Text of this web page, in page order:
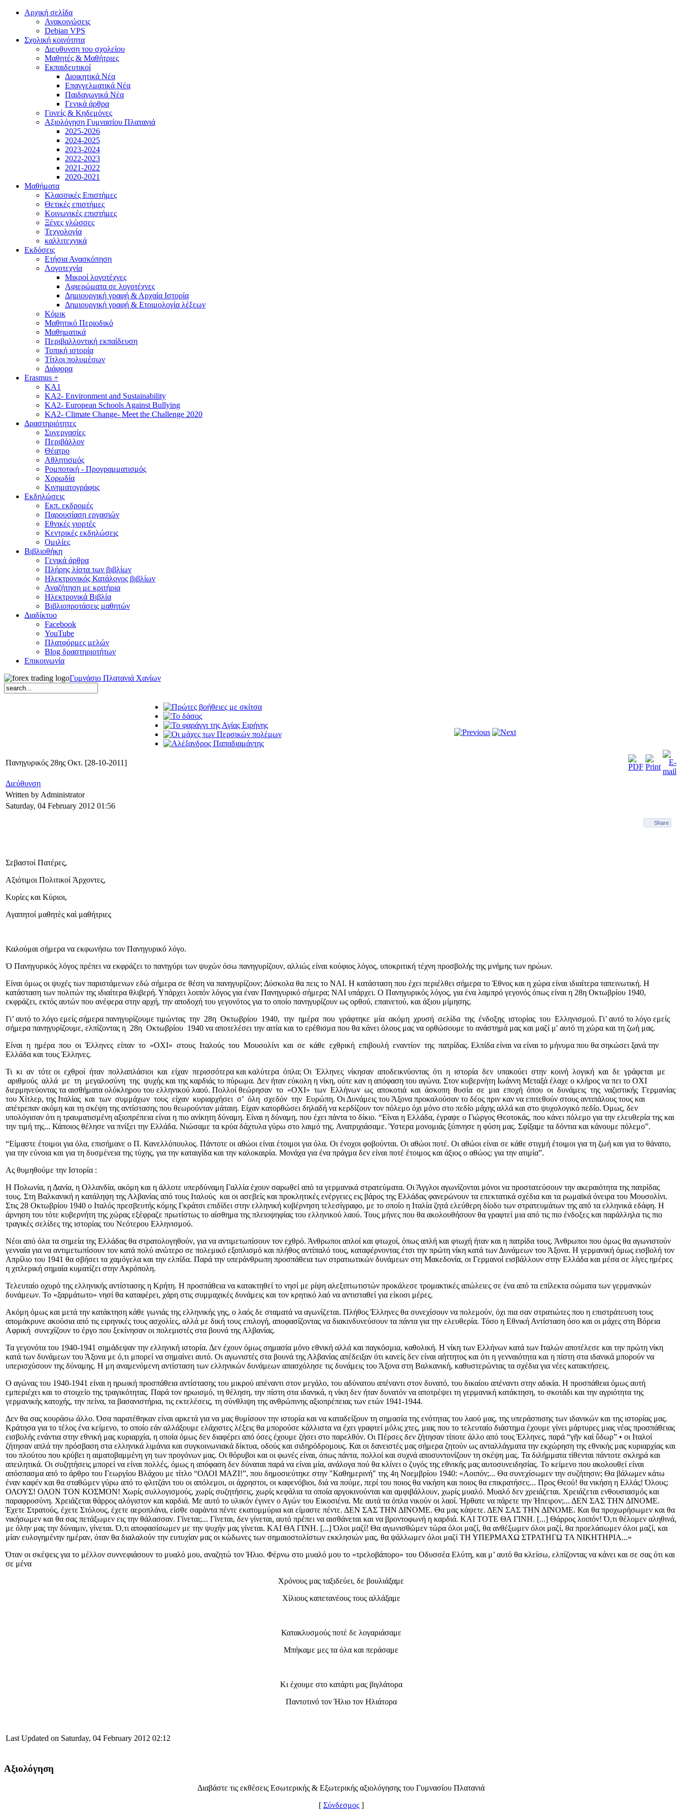
Αρχική σελίδα
Ανακοινώσεις
Debian VPS
Σχολική κοινότητα
Διευθυνση του σχολείου
Μαθητές & Μαθήτριες
Εκπαιδευτικοί
Διοικητικά Νέα
Επαγγελματικά Νέα
Παιδαγωγικά Νέα
Γενικά άρθρα
Γονείς & Κηδεμόνες
Αξιολόγηση Γυμνασίου Πλατανιά
2025-2026
2024-2025
2023-2024
2022-2023
2021-2022
2020-2021
Μαθήματα
Κλασσικές Επιστήμες
Θετικές επιστήμες
Κοινωνικές επιστήμες
Ξένες γλώσσες
Τεχνολογία
καλλιτεχνικά
Εκδόσεις
Ετήσια Ανασκόπηση
Λογοτεχνία
Μικροί λογοτέχνες
Αφιερώματα σε λογοτέχνες
Δημιουργική γραφή & Αρχαία Ιστορία
Δημιουργική γραφή & Ετοιμολογία λέξεων
Κόμικ
Μαθητικό Περιοδικό
Μαθηματικά
Περιβαλλοντική εκπαίδευση
Τοπική ιστορία
Τίτλοι πολυμέσων
Διάφορα
Erasmus +
KA1
KA2- Environment and Sustainability
KA2- European Schools Against Bullying
KA2- Climate Change- Meet the Challenge 2020
Δραστηριότητες
Συνεργασίες
Περιβάλλον
Θέατρο
Αθλητισμός
Ρομποτική - Προγραμματισμός
Χορωδία
Κινηματογράφος
Εκδηλώσεις
Εκπ. εκδρομές
Παρουσίαση εργασιών
Εθνικές γιορτές
Κεντρικές εκδηλώσεις
Ομιλίες
Βιβλιοθήκη
Γενικά άρθρα
Πλήρης λίστα των βιβλίων
Ηλεκτρονικός Κατάλογος βιβλίων
Αναζήτηση με κριτήρια
Ηλεκτρονικά Βιβλία
Βιβλιοπροτάσεις μαθητών
Διαδίκτυο
Facebook
YouTube
Πλατφόρμες μελών
Blog δραστηριοτήτων
Επικοινωνία
Γυμνάσιο Πλατανιά Χανίων
Πανηγυρικός 28ης Οκτ. [28-10-2011]
Διεύθυνση
Written by Administrator
Saturday, 04 February 2012 01:56
Share
Σεβαστοί Πατέρες,
Αξιότιμοι Πολιτικοί Άρχοντες,
Κυρίες και Κύριοι,
Αγαπητοί μαθητὲς καὶ μαθήτριες
Καλούμαι σήμερα να εκφωνήσω τον Πανηγυρικό λόγο.
Ὁ Πανηγυρικός λόγος πρέπει να εκφράζει το πανηγύρι των ψυχών όσω πανηγυρίζουν, αλλιώς είναι κούφιος λόγος, υποκριτική τέχνη προσβολής της μνήμης των ηρώων.
Είναι όμως οι ψυχές των παριστάμενων εδώ σήμερα σε θέση να πανηγυρίζουν; Δύσκολα θα πεις το ΝΑΙ. Η κατάσταση που έχει περιέλθει σήμερα το Έθνος και η χώρα είναι ιδιαίτερα ταπεινωτική. Η
κατάσταση των πολιτών της ιδιαίτερα θλιβερή. Υπάρχει λοιπόν λόγος για έναν Πανηγυρικό σήμερα; ΝΑΙ υπάρχει. Ο Πανηγυρικός λόγος, για ένα λαμπρό γεγονός όπως είναι η 28η Οκτωβρίου 1940,
εκφράζει, εκτός αυτών που ανέφερα στην αρχή, την αποδοχή του γεγονότος για το οποίο πανηγυρίζουν ως ορθού, επαινετού, και άξιου μίμησης.
Γι’ αυτό το λόγο εμείς σήμερα πανηγυρίζουμε τιμώντας την 28η Οκτωβρίου 1940, την ημέρα που γράφτηκε μία ακόμη χρυσή σελίδα της ένδοξης ιστορίας του Ελληνισμού. Γι’ αυτό το λόγο εμείς
σήμερα πανηγυρίζουμε, ελπίζοντας η 28η Οκτωβρίου 1940 να αποτελέσει την αιτία και το ερέθισμα που θα κάνει όλους μας να ορθώσουμε το ανάστημά μας και μαζί μ' αυτό τη χώρα και τη ζωή μας.
Είναι η ημέρα που οι Έλληνες είπαν το «ΟΧΙ» στους Ιταλούς του Μουσολίνι και σε κάθε εχθρική επιβουλή εναντίον της πατρίδας. Ελπίδα είναι να είναι το μήνυμα που θα σηκώσει ξανά την
Ελλάδα και τους Έλληνες.
Τι κι αν τότε οι εχθροί ήταν πολλαπλάσιοι και είχαν περισσότερα και καλύτερα όπλα; Οι Έλληνες νίκησαν αποδεικνύοντας ότι η ιστορία δεν υπακούει στην κοινή λογική και δε γράφεται με
αριθμούς αλλά με τη μεγαλοσύνη της ψυχής και της καρδιάς το πύρωμα. Δεν ήταν εύκολη η νίκη, ούτε καν η απόφαση του αγώνα. Στον κυβερνήτη Ιωάννη Μεταξά έλαχε ο κλήρος να πει το ΟΧΙ
διερμηνεύοντας τα αισθήματα ολόκληρου του ελληνικού λαού. Πολλοί θεώρησαν το «ΟΧΙ» των Ελλήνων ως αποκοτιά και άσκοπη θυσία σε μια εποχή όπου οι δυνάμεις της ναζιστικής Γερμανίας
του Χίτλερ, της Ιταλίας και των συμμάχων τους είχαν κυριαρχήσει σ’ όλη σχεδόν την Ευρώπη. Οι Δυνάμεις του Άξονα προκαλούσαν το δέος πριν καν να επιτεθούν στους αντιπάλους τους και
απέτρεπαν ακόμη και τη σκέψη της αντίστασης που θεωρούνταν μάταιη. Είχαν κατορθώσει δηλαδή να κερδίζουν τον πόλεμο όχι μόνο στο πεδίο μάχης αλλά και στο ψυχολογικό πεδίο. Όμως, δεν
υπολόγισαν ότι η τραυματισμένη αξιοπρέπεια είναι η πιο ανίκητη δύναμη. Είναι η δύναμη, που έχει πάντα το δίκιο. “Είναι η Ελλάδα, έγραψε ο Γιώργος Θεοτοκάς, που κάνει πόλεμο για την ελευθερία της και
την τιμή της... Κάποιος θέλησε να πνίξει την Ελλάδα. Νιώσαμε τα κρύα δάχτυλα γύρω στο λαιμό της. Ανατριχιάσαμε. Ύστερα μονομιάς ξύπνησε η φύση μας. Σφίξαμε τα δόντια και κάνουμε πόλεμο”.
“Είμαστε έτοιμοι για όλα, επισήμανε ο Π. Κανελλόπουλος. Πάντοτε οι αθώοι είναι έτοιμοι για όλα. Οι ένοχοι φοβούνται. Οι αθώοι ποτέ. Οι αθώοι είναι σε κάθε στιγμή έτοιμοι για τη ζωή και για το θάνατο,
για την εύνοια και για τη δυσμένεια της τύχης, για την καταιγίδα και την καλοκαιρία. Μονάχα για ένα πράγμα δεν είναι ποτέ έτοιμος και άξιος ο αθώος: για την ατιμία”.
Ας θυμηθούμε την Ιστορία :
Η Πολωνία, η Δανία, η Ολλανδία, ακόμη και η άλλοτε υπερδύναμη Γαλλία έχουν σαρωθεί από τα γερμανικά στρατεύματα. Οι Άγγλοι αγωνίζονται μόνοι να προστατεύσουν την ακεραιότητα της πατρίδας
τους. Στη Βαλκανική η κατάληψη της Αλβανίας από τους Ιταλούς και οι ασεβείς και προκλητικές ενέργειες εις βάρος της Ελλάδας φανερώνουν τα επεκτατικά σχέδια και τα ρωμαϊκά όνειρα του Μουσολίνι.
Στις 28 Οκτωβρίου 1940 ο Ιταλός πρεσβευτής κόμης Γκράτσι επιδίδει στην ελληνική κυβέρνηση τελεσίγραφο, με το οποίο η Ιταλία ζητά ελεύθερη δίοδο των στρατευμάτων της από τα ελληνικά εδάφη. Η
άρνηση του τότε κυβερνήτη της χώρας εξέφραζε πρωτίστως το αίσθημα της πλειοψηφίας του ελληνικού λαού. Τους μήνες που θα ακολουθήσουν θα γραφτεί μια από τις πιο ένδοξες και παράλληλα τις πιο
τραγικές σελίδες της ιστορίας του Νεότερου Ελληνισμού.
Νέοι από όλα τα σημεία της Ελλάδας θα στρατολογηθούν, για να αντιμετωπίσουν τον εχθρό. Άνθρωποι απλοί και φτωχοί, όπως απλή και φτωχή ήταν και η πατρίδα τους. Άνθρωποι που όμως θα αγωνιστούν
γενναία για να αντιμετωπίσουν τον κατά πολύ ανώτερο σε πολεμικό εξοπλισμό και πλήθος αντίπαλό τους, καταφέρνοντας έτσι την πρώτη νίκη κατά των Δυνάμεων του Άξονα. Η γερμανική όμως εισβολή τον
Απρίλιο του 1941 θα σβήσει τα χαμόγελα και την ελπίδα. Παρά την υπεράνθρωπη προσπάθεια των στρατιωτικών δυνάμεων στη Μακεδονία, οι Γερμανοί εισβάλλουν στην Ελλάδα και μέσα σε λίγες ημέρες
η χιτλερική σημαία κυματίζει στην Ακρόπολη.
Τελευταίο οχυρό της ελληνικής αντίστασης η Κρήτη. Η προσπάθεια να κατακτηθεί το νησί με ρίψη αλεξιπτωτιστών προκάλεσε τρομακτικές απώλειες σε ένα από τα επίλεκτα σώματα των γερμανικών
δυνάμεων. Το «ξαρμάτωτο» νησί θα καταφέρει, χάρη στις συμμαχικές δυνάμεις και τον κρητικό λαό να αντισταθεί για είκοσι μέρες.
Ακόμη όμως και μετά την κατάκτηση κάθε γωνιάς της ελληνικής γης, ο λαός δε σταματά να αγωνίζεται. Πλήθος Έλληνες θα συνεχίσουν να πολεμούν, όχι πια σαν στρατιώτες που η επιστράτευση τους
απομάκρυνε ακούσια από τις ειρηνικές τους ασχολίες, αλλά με δική τους επιλογή, αποφασίζοντας να διακινδυνεύσουν τα πάντα για την ελευθερία. Τόσο η Εθνική Αντίσταση όσο και οι μάχες στη Βόρεια
Αφρική συνεχίζουν το έργο που ξεκίνησαν οι πολεμιστές στα βουνά της Αλβανίας.
Τα γεγονότα του 1940-1941 σημάδεψαν την ελληνική ιστορία. Δεν έχουν όμως σημασία μόνο εθνική αλλά και παγκόσμια, καθολική. Η νίκη των Ελλήνων κατά των Ιταλών αποτέλεσε και την πρώτη νίκη
κατά των δυνάμεων του Άξονα με ό,τι μπορεί να σημαίνει αυτό. Οι αγωνιστές στα βουνά της Αλβανίας απέδειξαν ότι κανείς δεν είναι αήττητος και ότι η γενναιότητα και η πίστη στα ιδανικά μπορούν να
υπερισχύσουν της δύναμης. Η μη αναμενόμενη αντίσταση των ελληνικών δυνάμεων απασχόλησε τις δυνάμεις του Άξονα στη Βαλκανική, καθυστερώντας τα σχέδια για νέες κατακτήσεις.
Ο αγώνας του 1940-1941 είναι η ηρωική προσπάθεια αντίστασης του μικρού απέναντι στον μεγάλο, του αδύνατου απέναντι στον δυνατό, του δικαίου απέναντι στην αδικία. Η προσπάθεια όμως αυτή
εμπεριέχει και το στοιχείο της τραγικότητας. Παρά τον ηρωισμό, τη θέληση, την πίστη στα ιδανικά, η νίκη δεν ήταν δυνατόν να αποτρέψει τη γερμανική κατάκτηση, το σκοτάδι και την αγριότητα της
γερμανικής κατοχής, την πείνα, τα βασανιστήρια, τις εκτελέσεις, τη σύνθλιψη της ανθρώπινης αξιοπρέπειας των ετών 1941-1944.
Δεν θα σας κουράσω άλλο. Όσα παρατέθηκαν είναι αρκετά για να μας θυμίσουν την ιστορία και να καταδείξουν τη σημασία της ενότητας του λαού μας, της υπεράσπισης των ιδανικών και της ιστορίας μας.
Κράτησα για το τέλος ένα κείμενο, το οποίο εάν αλλάξουμε ελάχιστες λέξεις θα μπορούσε κάλλιστα να έχει γραφτεί μόλις χτες, μιας που το τελευταίο διάστημα έχουμε γίνει μάρτυρες μιας νέας προσπάθειας
εισβολής ενάντια στην εθνική μας κυριαρχία, η οποία όμως δεν διαφέρει από όσες έχουμε ζήσει στο παρελθόν. Οι Πέρσες δεν ζήτησαν τίποτε άλλο από τους Έλληνες, παρά “γῆν καί ὕδωρ” • οι Ιταλοί
ζήτησαν απλά την πρόσβαση στα ελληνικά λιμάνια και συγκοινωνιακά δίκτυα, οδούς και σιδηρόδρομους. Και οι δανειστές μας σήμερα ζητούν ως ανταλλάγματα την εκχώρηση της εθνικής μας κυριαρχίας και
του πλούτου που κρύβει η αιματοβαμμένη γη των προγόνων μας. Οι θόρυβοι και οι φωνές είναι, όπως πάντα, πολλοί και συχνά αποσυντονίζουν τη σκέψη μας. Τα διλήμματα τίθενται πάντοτε σκληρά και
απειλητικά. Οι συζητήσεις μπορεί να είναι πολλές, όμως η απόφαση δεν δύναται παρά να είναι μία, ανάλογα πού θα κλίνει ο ζυγός της εθνικής μας αυτοσυνειδησίας. Το κείμενο που ακολουθεί είναι
απόσπασμα από το άρθρο του Γεωργίου Βλάχου με τίτλο “ΟΛΟΙ ΜΑΖΙ!”, που δημοσιεύτηκε στην "Καθημερινή" της 4η Νοεμβρίου 1940: «Λοιπόν;... Θα συνεχίσωμεν την συζήτησιν; Θα βάλωμεν κάτω
έναν καφέν και θα σταθώμεν γύρω από το φλιτζάνι του οι απόλεμοι, οι άχρηστοι, οι καφενόβιοι, διά να πούμε, περί του ποιος θα νικήση και ποιος θα επικρατήσει;... Προς Θεού! θα νικήση η Ελλάς! Όλους;
ΟΛΟΥΣ! ΟΛΟΝ ΤΟΝ ΚΟΣΜΟΝ! Χωρίς συλλογισμούς, χωρίς συζητήσεις, χωρίς κεφάλια τα οποία αργοκινούνται και αμφιβάλλουν, χωρίς μυαλό. Μυαλό δεν χρειάζεται. Χρειάζεται ενθουσιασμός και
παραφροσύνη. Χρειάζεται θάρρος αλόγιστον και καρδιά. Με αυτό το υλικόν έγινεν ο Αγών του Εικοσιένα. Με αυτά τα όπλα νικούν οι λαοί. Ήρθατε να πάρετε την Ήπειρον;... ΔΕΝ ΣΑΣ ΤΗΝ ΔΙΝΟΜΕ.
Έχετε Στρατούς, έχετε Στόλους, έχετε αεροπλάνα, είσθε σαράντα πέντε εκατομμύρια και είμαστε πέντε. ΔΕΝ ΣΑΣ ΤΗΝ ΔΙΝΟΜΕ. Θα μας κάψετε. ΔΕΝ ΣΑΣ ΤΗΝ ΔΙΝΟΜΕ. Και θα προχωρήσωμεν και θα
νικήσωμεν και θα σας πετάξωμεν εις την θάλασσαν. Γίνεται;... Γίνεται, δεν γίνεται, αυτό πρέπει να αισθάνεται και να βροντοφωνή η καρδιά. ΚΑΙ ΤΟΤΕ ΘΑ ΓΙΝΗ. [...] Θάρρος λοιπόν! Ό,τι θέλομεν αληθινά,
με όλην μας την δύναμιν, γίνεται. Ό,τι αποφασίσωμεν με την ψυχήν μας γίνεται. ΚΑΙ ΘΑ ΓΙΝΗ. [...] Όλοι μαζί! Θα αγωνισθώμεν τώρα όλοι μαζί, θα ανθέξωμεν όλοι μαζί, θα προελάσωμεν όλοι μαζί, και
μίαν ευλογημένην ημέραν, όταν θα διαλαλούν την ευτυχίαν μας οι κώδωνες των σημαιοστολίστων εκκλησιών μας, θα ψάλλωμεν όλοι μαζί ΤΗ ΥΠΕΡΜΑΧΩ ΣΤΡΑΤΗΓΩ ΤΑ ΝΙΚΗΤΗΡΙΑ...»
Όταν οι σκέψεις για το μέλλον συννεφιάσουν το μυαλό μου, αναζητώ τον Ήλιο. Φέρνω στο μυαλό μου το «τρελοβάπορο» του Οδυσσέα Ελύτη, και μ’ αυτό θα κλείσω, ελπίζοντας να κάνει και σε σας ότι και
σε μένα
Χρόνους μας ταξιδεύει, δε βουλιάξαμε
Χίλιους καπετανέους τους αλλάξαμε
Κατακλυσμούς ποτέ δε λογαριάσαμε
Μπήκαμε μες τα όλα και περάσαμε
Κι έχουμε στο κατάρτι μας βιγλάτορα
Παντοτινό τον Ήλιο τον Ηλιάτορα
Last Updated on Saturday, 04 February 2012 02:12
Αξιολόγηση
Διαβάστε τις εκθέσεις Εσωτερικής & Εξωτερικής αξιολόγησης του Γυμνασίου Πλατανιά
[ Σύνδεσμος]